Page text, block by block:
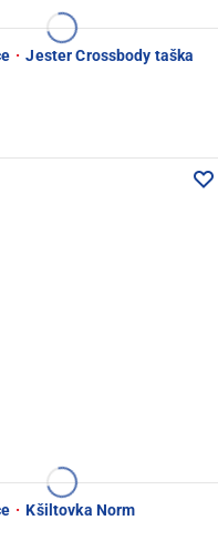
· Jester Crossbody taška
· Kšiltovka Norm